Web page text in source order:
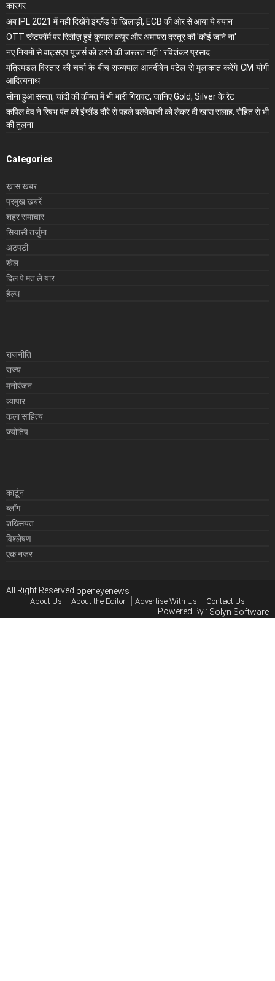
कारगर
अब IPL 2021 में नहीं दिखेंगे इंग्लैंड के खिलाड़ी, ECB की ओर से आया ये बयान
OTT प्लेटफॉर्म पर रिलीज़ हुई कुणाल कपूर और अमायरा दस्तूर की 'कोई जाने ना'
नए नियमों से वाट्सएप यूजर्स को डरने की जरूरत नहीं : रविशंकर प्रसाद
मंंत्रिमंडल विस्तार की चर्चा के बीच राज्यपाल आनंदीबेन पटेल से मुलाकात करेंगे CM योगी
आदित्यनाथ
सोना हुआ सस्ता, चांदी की कीमत में भी भारी गिरावट, जानिए Gold, Silver के रेट
कपिल देव ने रिषभ पंत को इंग्लैंड दौरे से पहले बल्लेबाजी को लेकर दी खास सलाह, रोहित से भी
की तुलना
Categories
ख़ास खबर
प्रमुख खबरें
शहर समाचार
सियासी तर्जुमा
अटपटी
खेल
दिल पे मत ले यार
हैल्थ
राजनीति
राज्य
मनोरंजन
व्यापार
कला साहित्य
ज्योतिष
कार्टून
ब्लॉग
शख्सियत
विश्लेषण
एक नजर
All Right Reserved openeyenews
About Us About the Editor Advertise With Us Contact Us
Powered By : Solyn Software